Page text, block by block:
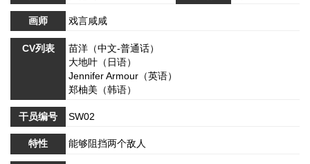
画师 戏言咸咸
CV列表
苗洋（中文-普通话）
大地叶（日语）
Jennifer Armour（英语）
郑柚美（韩语）
干员编号 SW02
特性 能够阻挡两个敌人